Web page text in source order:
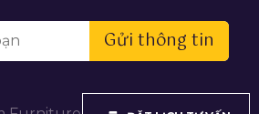
Gửi thông tin